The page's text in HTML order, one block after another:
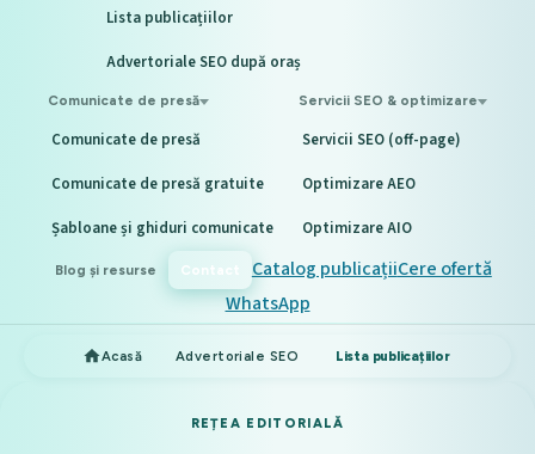
Lista publicațiilor
Advertoriale SEO după oraș
Comunicate de presă
Comunicate de presă
Comunicate de presă gratuite
Șabloane și ghiduri comunicate
Servicii SEO & optimizare
Servicii SEO (off-page)
Optimizare AEO
Optimizare AIO
Blog și resurse Contact Catalog publicațiiCere ofertă
WhatsApp
Acasă Advertoriale SEO Lista publicațiilor
REȚEA EDITORIALĂ